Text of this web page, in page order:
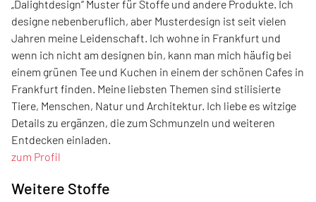
„Dalightdesign“ Muster für Stoffe und andere Produkte. Ich
designe nebenberuflich, aber Musterdesign ist seit vielen
Jahren meine Leidenschaft. Ich wohne in Frankfurt und
wenn ich nicht am designen bin, kann man mich häufig bei
einem grünen Tee und Kuchen in einem der schönen Cafes in
Frankfurt finden. Meine liebsten Themen sind stilisierte
Tiere, Menschen, Natur und Architektur. Ich liebe es witzige
Details zu ergänzen, die zum Schmunzeln und weiteren
Entdecken einladen.
zum Profil
Weitere Stoffe